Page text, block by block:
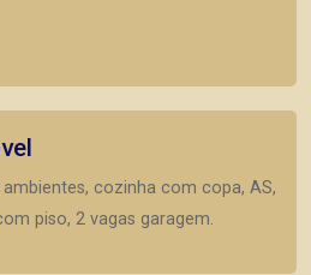
cozinha com copa, AS,
piso, 2 vagas garagem.